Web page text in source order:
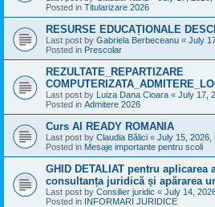
Posted in Titularizare 2026
RESURSE EDUCAȚIONALE
Last post by Gabriela Berbeceanu « July
Posted in Prescolar
REZULTATE_REPARTIZARE
Last post by Luiza Dana Cioara « July 17,
Posted in Admitere 2026
Curs AI READY ROMANIA
Last post by Claudia Bălici « July 15, 2026,
Posted in Mesaje importante pentru scoli
GHID DETALIAT pentru aplicarea
consultanța juridică și apărarea
Last post by Consilier juridic « July 14,
Posted in INFORMARI JURIDICE